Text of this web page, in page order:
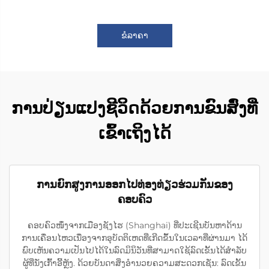
ຂໍລາຄາ
ການປ່ຽນແປງຊີວິດດ້ວຍການຂົນສົ່ງທີ່
ເຂົ້າເຖິງໄດ້
ການຍົກສູງການອອກໄປທ່ອງທ່ຽວຮ່ວມກັນຂອງ
ຄອບຄົວ
ຄອບຄົວໜຶ່ງຈາກເມືອງຊັງໄຮ (Shanghai) ທີ່ປະເຊີນບັນຫາດ້ານ
ການເຄື່ອນໄຫວເນື່ອງຈາກອຸບັດຕິເຫດທີ່ເກີດຂຶ້ນໃນເວລາທີ່ຜ່ານມາ ໄດ້
ພົບເຫັນຄວາມເປັນໄປໄດ້ໃນລົດມິນິວັນທີ່ສາມາດໃຊ້ລົດເຂັ້ນໄດ້ສຳລັບ
ຜູ້ທີ່ນັ່ງເກົ້າອີ້ຫຼັງ. ດ້ວຍບັນດາສິ່ງອຳນວຍຄວາມສະດວກເຊັ່ນ: ລົດເຂັ້ນ